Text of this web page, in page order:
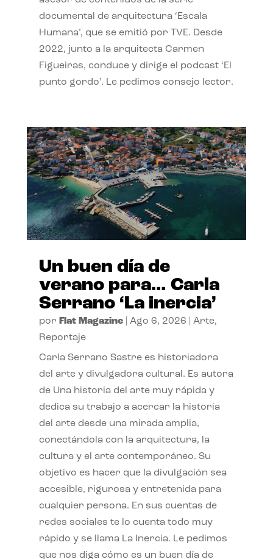
documental de arquitectura ‘Escala
Humana’, que se emitió por TVE. Desde
2022, junto a la arquitecta Carmen
Figueiras, conduce y dirige el podcast ‘El
punto gordo’. Le pedimos consejo lector.
Un buen día de
verano para… Carla
Serrano ‘La inercia’
por Flat Magazine| Ago 6, 2026 Arte,
Reportaje
Carla Serrano Sastre es historiadora
del arte y divulgadora cultural. Es autora
de Una historia del arte muy rápida y
dedica su trabajo a acercar la historia
del arte desde una mirada amplia,
conectándola con la arquitectura, la
cultura y el arte contemporáneo. Su
objetivo es hacer que la divulgación sea
accesible, rigurosa y entretenida para
cualquier persona. En sus cuentas de
redes sociales te lo cuenta todo muy
rápido y se llama La Inercia. Le pedimos
que nos diga cómo es un buen día de